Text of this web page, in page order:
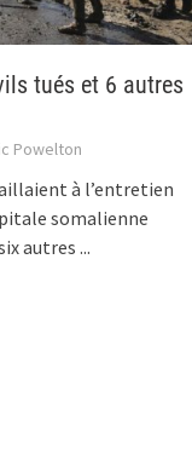
tués et 6 autres
Powelton
à l’entretien
somalienne
autres ...